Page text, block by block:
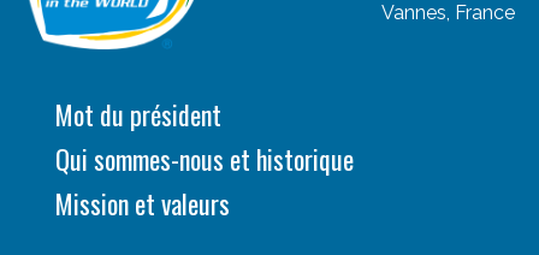
Vannes, France
Mot du président
Qui sommes-nous et historique
Mission et valeurs